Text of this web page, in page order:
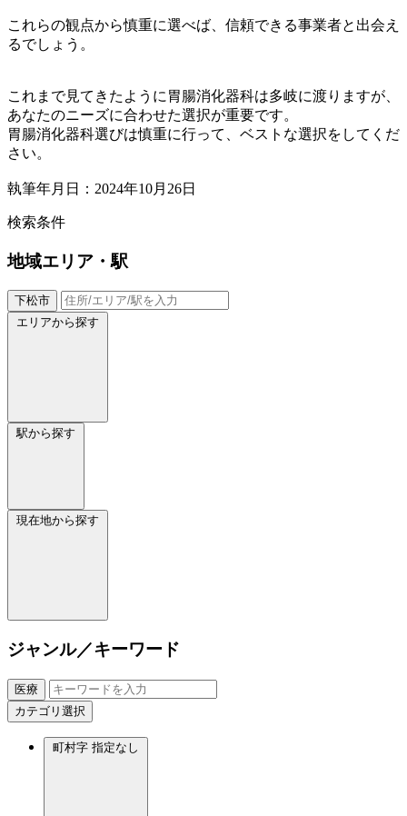
これらの観点から慎重に選べば、信頼できる事業者と出会え
るでしょう。
これまで見てきたように胃腸消化器科は多岐に渡りますが、
あなたのニーズに合わせた選択が重要です。
胃腸消化器科選びは慎重に行って、ベストな選択をしてくだ
さい。
執筆年月日：2024年10月26日
検索条件
地域エリア・駅
下松市
エリアから探す
駅から探す
現在地から探す
ジャンル／キーワード
医療
カテゴリ選択
町村字 指定なし